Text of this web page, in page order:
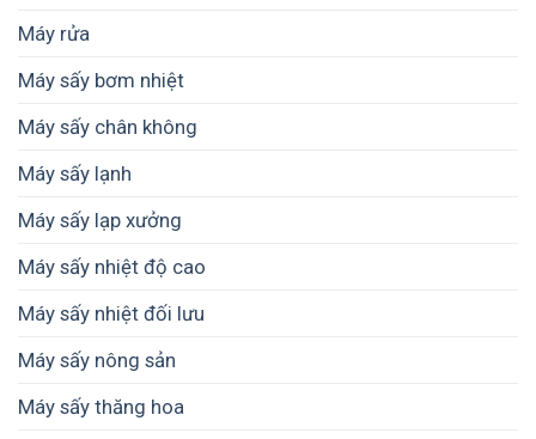
Máy rửa
Máy sấy bơm nhiệt
Máy sấy chân không
Máy sấy lạnh
Máy sấy lạp xưởng
Máy sấy nhiệt độ cao
Máy sấy nhiệt đối lưu
Máy sấy nông sản
Máy sấy thăng hoa